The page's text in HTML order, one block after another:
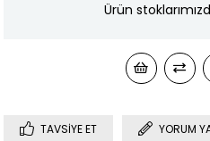
Ürün
TAVSIYE ET YORUM